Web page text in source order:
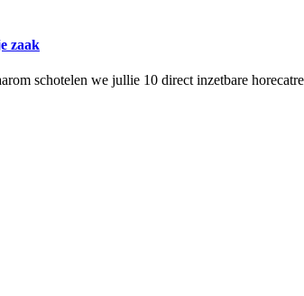
zaak
schotelen we jullie 10 direct inzetbare